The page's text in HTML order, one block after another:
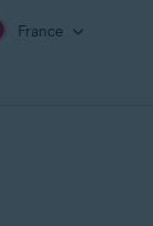
France